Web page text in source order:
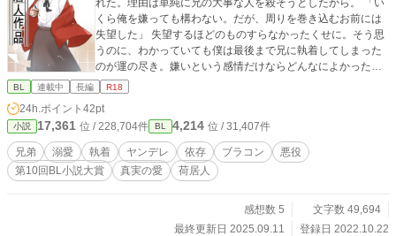
れた。理由は単純に兄の大事な人を殺そうとしたから。 「い
くら俺を嫌っても構わない。だが、周りを巻き込むお前には
失望した」 失望するほどのものすらなかったくせに。そう思
うのに、わかっていても僕は最後まで兄に執着してしまった
のが運の尽き。嫌いという感情だけならどんなによかった
か。 ただ僕は兄を自分の力で笑顔にさせてみたかったのだと
たことは今までの冷たい兄とは違う苦痛な表情を引き出させ
たくらい。それも僕が死ぬからではなく、兄の愛した人へ手
を出した怒り故なのだから救われない。 それでも本当の想い
を思い出し、死ぬ前に幸せになってと願い、言葉にしたこと
で、苦痛の表情から驚きを見せた兄の表情の変化に、自分が
それを見て死ねることに後悔はなかった。 なのに、僕はまた
同じ人生をやり直す羽目になった。僕には無縁とも言えた愛
BL 連載中 長編 R18
24h.ポイント 42pt
小説 17,361 位 / 228,704件 BL 4,214 位 / 31,407件
兄弟 溺愛 執着 ヤンデレ 依存 ブラコン
悪役
第10回BL小説大賞
真実の愛 荷居人
感想数 5
文字数 49,694
最終更新日 2025.09.11
登録日 2022.10.22